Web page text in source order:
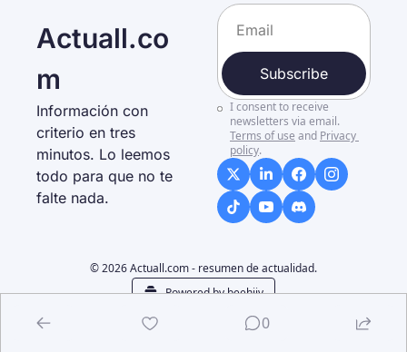
Actuall.co
m
Información con
criterio en tres
minutos. Lo leemos
todo para que no te
falte nada.
Subscribe
I consent to receive
newsletters via email.
Terms of use and Privacy
policy.
© 2026 Actuall.com - resumen de actualidad.
Powered by beehiiv
0